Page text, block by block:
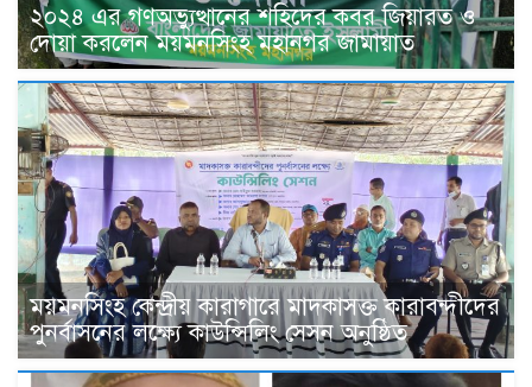
২০২৪ এর গণঅভ্যুত্থানের শহিদের কবর জিয়ারত ও
দোয়া করলেন ময়মনসিংহ মহানগর জামায়াত
ময়মনসিংহ কেন্দ্রীয় কারাগারে মাদকাসক্ত কারাবন্দীদের
পুনর্বাসনের লক্ষ্যে কাউন্সিলিং সেসন অনুষ্ঠিত